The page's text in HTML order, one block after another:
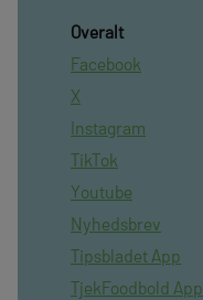
Overalt
Facebook
X
Instagram
TikTok
Youtube
Nyhedsbrev
Tipsbladet App
TjekFoodbold App